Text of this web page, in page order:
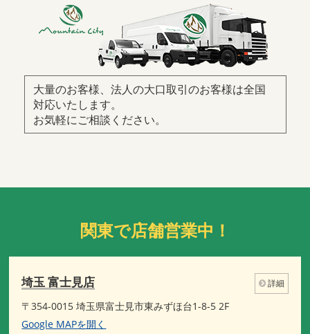
大量のお客様、法人の大口取引のお客様は全国
対応いたします。
お気軽にご相談ください。
関東で店舗営業中！
埼玉 富士見店 詳細
〒354-0015 埼玉県富士見市東みずほ台1-8-5 2F
Google MAPを開く